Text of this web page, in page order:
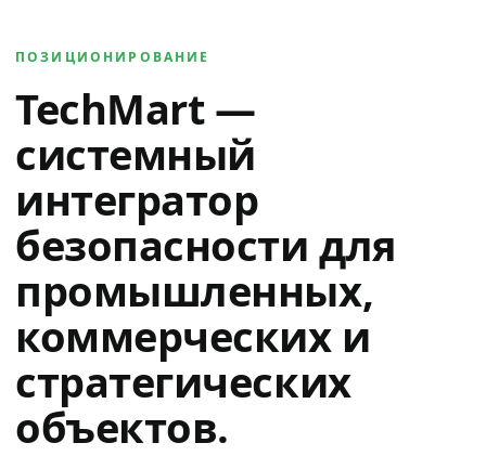
ПОЗИЦИОНИРОВАНИЕ
TechMart —
системный
интегратор
безопасности для
промышленных,
коммерческих и
стратегических
объектов.